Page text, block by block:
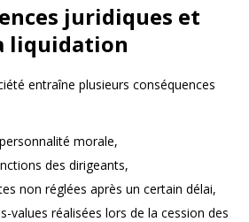
juridiques et
liquidation
entraîne plusieurs conséquences
morale,
des dirigeants,
non réglées après un certain délai,
values réalisées lors de la cession des